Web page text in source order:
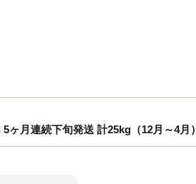
月連続下旬発送 計25kg（12月～4月）